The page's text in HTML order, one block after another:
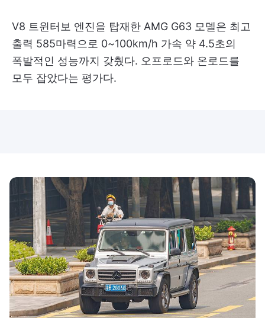
V8 트윈터보 엔진을 탑재한 AMG G63 모델은 최고
출력 585마력으로 0~100km/h 가속 약 4.5초의
폭발적인 성능까지 갖췄다. 오프로드와 온로드를
모두 잡았다는 평가다.